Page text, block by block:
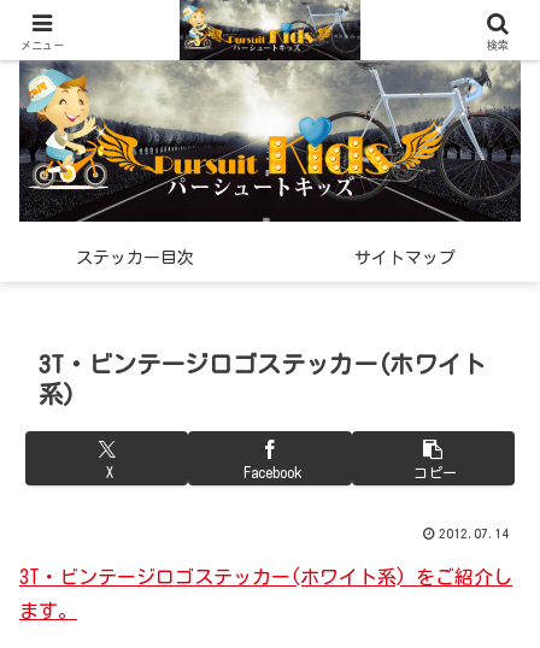
世界中で見つけた「希少なスポーツ雑貨」の紹介メディア
ステッカー目次 サイトマップ
3T・ビンテージロゴステッカー(ホワイト
系)
X Facebook コピー
2012.07.14
3T・ビンテージロゴステッカー(ホワイト系) をご紹介し
ます。
メニュー 検索